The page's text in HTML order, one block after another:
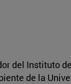
del Instituto
de la